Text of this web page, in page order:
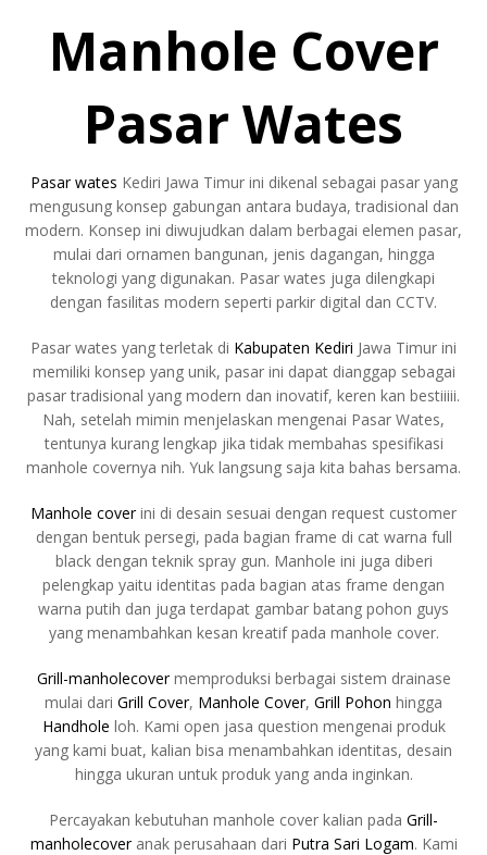
Manhole Cover
Pasar Wates
Pasar wates Kediri Jawa Timur ini dikenal sebagai pasar yang
mengusung konsep gabungan antara budaya, tradisional dan
modern. Konsep ini diwujudkan dalam berbagai elemen pasar,
mulai dari ornamen bangunan, jenis dagangan, hingga
teknologi yang digunakan. Pasar wates juga dilengkapi
dengan fasilitas modern seperti parkir digital dan CCTV.
Pasar wates yang terletak di Kabupaten Kediri Jawa Timur ini
memiliki konsep yang unik, pasar ini dapat dianggap sebagai
pasar tradisional yang modern dan inovatif, keren kan bestiiiii.
Nah, setelah mimin menjelaskan mengenai Pasar Wates,
tentunya kurang lengkap jika tidak membahas spesifikasi
manhole covernya nih. Yuk langsung saja kita bahas bersama.
Manhole coverini di desain sesuai dengan request customer
dengan bentuk persegi, pada bagian frame di cat warna full
black dengan teknik spray gun. Manhole ini juga diberi
pelengkap yaitu identitas pada bagian atas frame dengan
warna putih dan juga terdapat gambar batang pohon guys
yang menambahkan kesan kreatif pada manhole cover.
Grill-manholecovermemproduksi berbagai sistem drainase
mulai dari Grill Cover, Manhole Cover, Grill Pohon hingga
Handhole loh. Kami open jasa question mengenai produk
yang kami buat, kalian bisa menambahkan identitas, desain
hingga ukuran untuk produk yang anda inginkan.
Percayakan kebutuhan manhole cover kalian pada Grill-
manholecoveranak perusahaan dari Putra Sari Logam. Kami